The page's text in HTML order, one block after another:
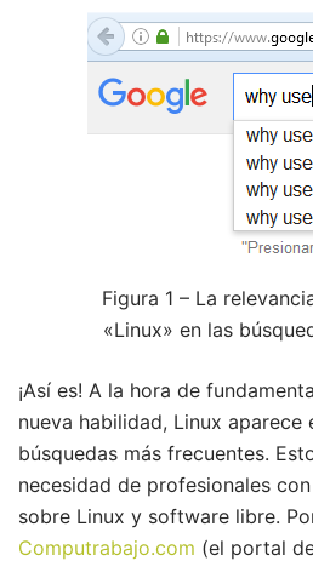
Figura 1 – La
«Linux» en las
¡Así es! A la hora de
nueva habilidad, Linux aparece
búsquedas más frecuentes.
necesidad de profesionales
sobre Linux y software libre.
Computrabajo.com (el portal